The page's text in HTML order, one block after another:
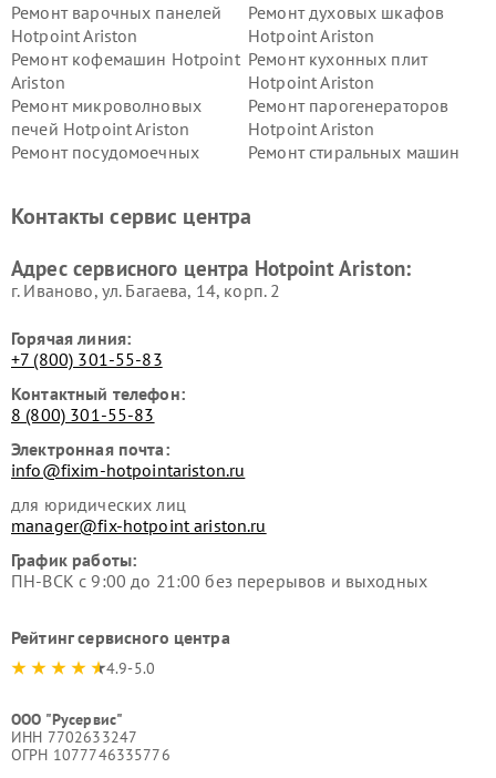
Ремонт варочных панелей
Hotpoint Ariston
Ремонт духовых шкафов
Hotpoint Ariston
Ремонт кофемашин Hotpoint
Ariston
Ремонт кухонных плит
Hotpoint Ariston
Ремонт микроволновых
печей Hotpoint Ariston
Ремонт парогенераторов
Hotpoint Ariston
Ремонт посудомоечных
Ремонт стиральных машин
Hotpoint Ariston
Hotpoint Ariston
Ariston
Hotpoint Ariston
Контакты сервис центра
Адрес сервисного центра Hotpoint Ariston:
г. Иваново, ул. Багаева, 14, корп. 2
Горячая линия:
+7 (800) 301-55-83
Контактный телефон:
8 (800) 301-55-83
Электронная почта:
info@fixim-hotpointariston.ru
для юридических лиц
manager@fix-hotpoint ariston.ru
График работы:
ПН-ВСК с 9:00 до 21:00 без перерывов и выходных
Рейтинг сервисного центра
4.9-5.0
ООО "Русервис"
ИНН 7702633247
ОГРН 1077746335776